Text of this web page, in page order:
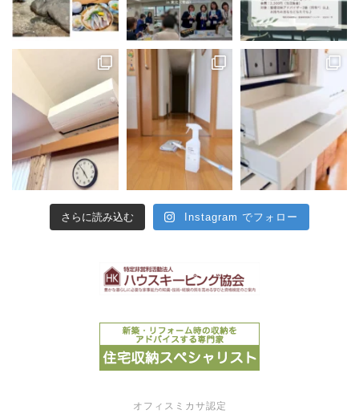
さらに読み込む Instagram でフォロー
オフィスミカサ認定